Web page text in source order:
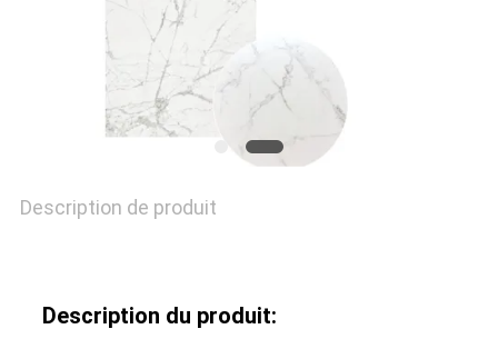
POLITIQUE
CONFIDENTIALITÉ
Description de produit
Description du produit: